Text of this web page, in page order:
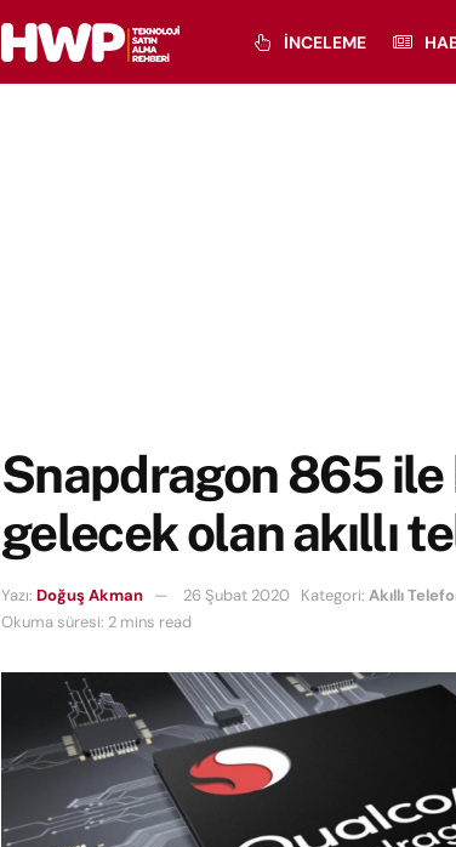
İNCELEME
Snapdragon 865
gelecek olan akıllı
Yazı: Doğuş Akman 26 Şubat 2020 Kategori: Akıllı
Okuma süresi: 2 mins read